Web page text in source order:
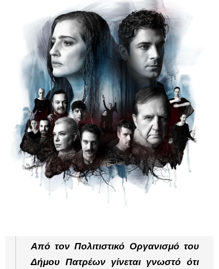
Από τον Πολιτιστικό Οργανισμό του
Δήμου Πατρέων γίνεται γνωστό ότι